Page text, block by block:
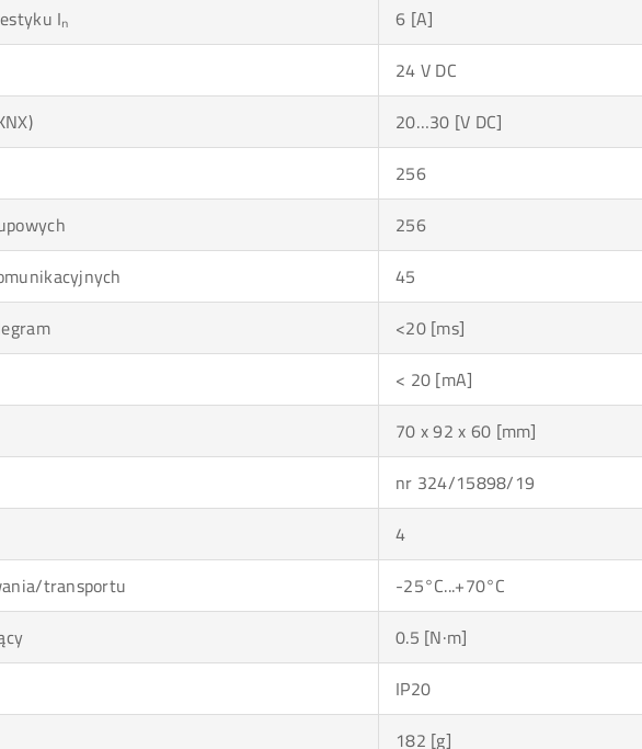
Iₙ
6 [A]
24 V DC
20…30 [V DC]
256
256
45
<20 [ms]
< 20 [mA]
70 x 92 x 60 [mm]
nr 324/15898/19
4
transportu
-25°C...+70°C
0.5 [N·m]
IP20
182 [g]